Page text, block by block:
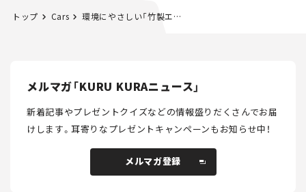
トップ Cars 環境にやさしい「竹製エッジ」で、除雪作業もスムーズに
メルマガ「KURU KURAニュース」
新着記事やプレゼントクイズなどの情報盛りだくさんでお届
けします。耳寄りなプレゼントキャンペーンもお知らせ中！
メルマガ登録